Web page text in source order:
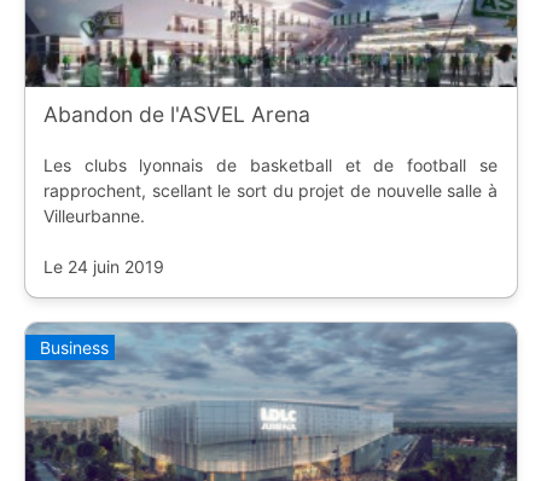
Abandon de l'ASVEL Arena
Les clubs lyonnais de basketball et de football se
rapprochent, scellant le sort du projet de nouvelle salle à
Villeurbanne.
Le 24 juin 2019
Business